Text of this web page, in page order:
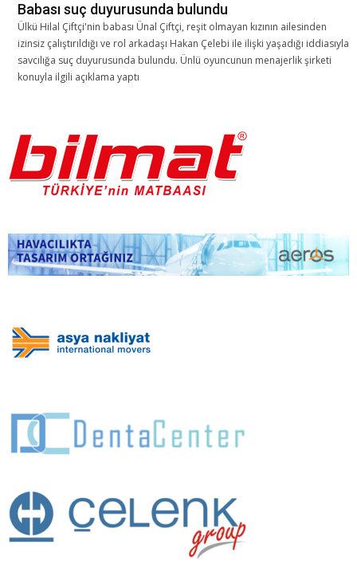
Babası suç duyurusunda bulundu
Ülkü Hilal Çiftçi'nin babası Ünal Çiftçi, reşit olmayan kızının ailesinden
izinsiz çalıştırıldığı ve rol arkadaşı Hakan Çelebi ile ilişki yaşadığı iddiasıyla
savcılığa suç duyurusunda bulundu. Ünlü oyuncunun menajerlik şirketi
konuyla ilgili açıklama yaptı